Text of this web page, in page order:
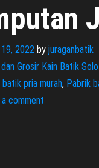
2022 by juraganbatik
Grosir Kain Batik Solo
batik pria murah, Pabrik
comment